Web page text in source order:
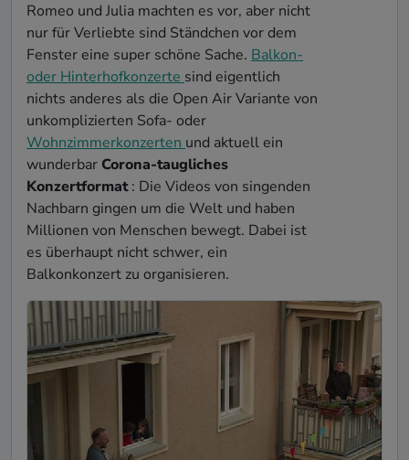
Romeo und Julia machten es vor, aber nicht
nur für Verliebte sind Ständchen vor dem
Fenster eine super schöne Sache. Balkon-
oder Hinterhofkonzerte sind eigentlich
nichts anderes als die Open Air Variante von
unkomplizierten Sofa- oder
Wohnzimmerkonzerten und aktuell ein
wunderbar Corona-taugliches
Konzertformat: Die Videos von singenden
Nachbarn gingen um die Welt und haben
Millionen von Menschen bewegt. Dabei ist
es überhaupt nicht schwer, ein
Balkonkonzert zu organisieren.